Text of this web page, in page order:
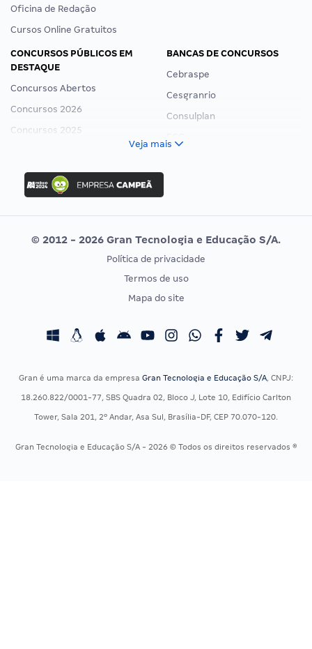
Oficina de Redação
Cursos Online Gratuitos
CONCURSOS PÚBLICOS EM
DESTAQUE
Concursos Abertos
Concursos 2026
Concursos 2025
Concurso Ibama
Concurso MPU
Editais publicados
BANCAS DE CONCURSOS
Cebraspe
Cesgranrio
Consulplan
Vunesp
CONCURSOS POR PROFISSÃO
Concursos Fiscais
Concursos Saúde
Residência Multiprofissional
EXAME DE ORDEM
Calendário OAB
Veja mais
© 2012 - 2026 Gran Tecnologia e Educação S/A.
Política de privacidade
Termos de uso
Mapa do site
Gran é uma marca da empresa Gran Tecnologia e Educação S/A, CNPJ:
18.260.822/0001-77, SBS Quadra 02, Bloco J, Lote 10, Edifício Carlton
Tower, Sala 201, 2º Andar, Asa Sul, Brasília-DF, CEP 70.070-120.
Gran Tecnologia e Educação S/A - 2026 © Todos os direitos reservados ®